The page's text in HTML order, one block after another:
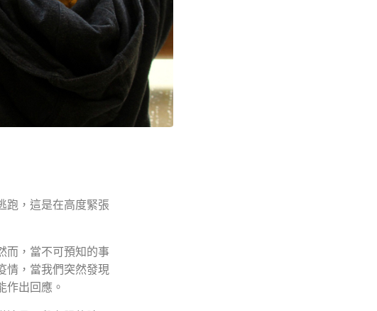
跑，這是在高度緊張
而，當不可預知的事
情，當我們突然發現
作出回應。